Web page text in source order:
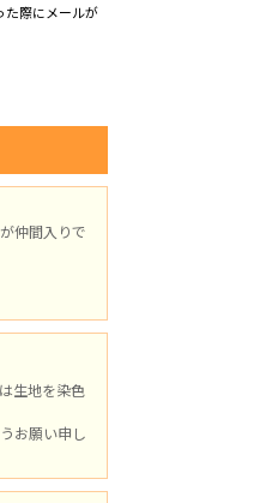
際にメールが
仲間入りで
生地を染色
お願い申し